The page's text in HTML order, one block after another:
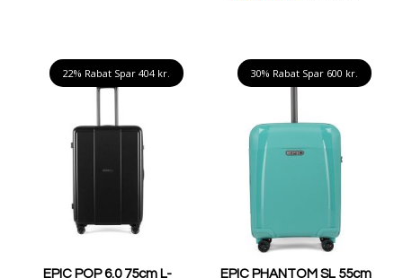
22% Rabat Spar 404 kr.
EPIC POP 6.0 75cm L-
30% Rabat Spar 600 kr.
EPIC PHANTOM SL 55cm